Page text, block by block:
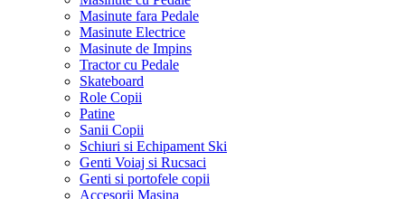
Masinute fara Pedale
Masinute Electrice
Masinute de Impins
Tractor cu Pedale
Skateboard
Role Copii
Patine
Sanii Copii
Schiuri si Echipament Ski
Genti Voiaj si Rucsaci
Genti si portofele copii
Accesorii Masina